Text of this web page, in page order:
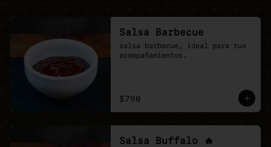
Salsa Barbecue
salsa barbecue, ideal para tus
acompañamientos.
$790
Salsa Buffalo 🔥